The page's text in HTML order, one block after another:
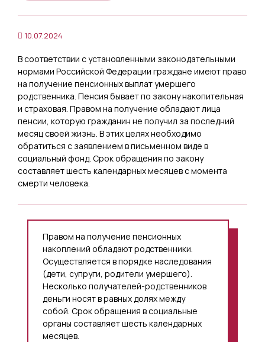
10.07.2024
В соответствии с установленными законодательными
нормами Российской Федерации граждане имеют право
на получение пенсионных выплат умершего
родственника. Пенсия бывает по закону накопительная
и страховая. Правом на получение обладают лица
пенсии, которую гражданин не получил за последний
месяц своей жизнь. В этих целях необходимо
обратиться с заявлением в письменном виде в
социальный фонд. Срок обращения по закону
составляет шесть календарных месяцев с момента
смерти человека.
Правом на получение пенсионных
накоплений обладают родственники.
Осуществляется в порядке наследования
(дети, супруги, родители умершего).
Несколько получателей-родственников
деньги носят в равных долях между
собой. Срок обращения в социальные
органы составляет шесть календарных
месяцев.